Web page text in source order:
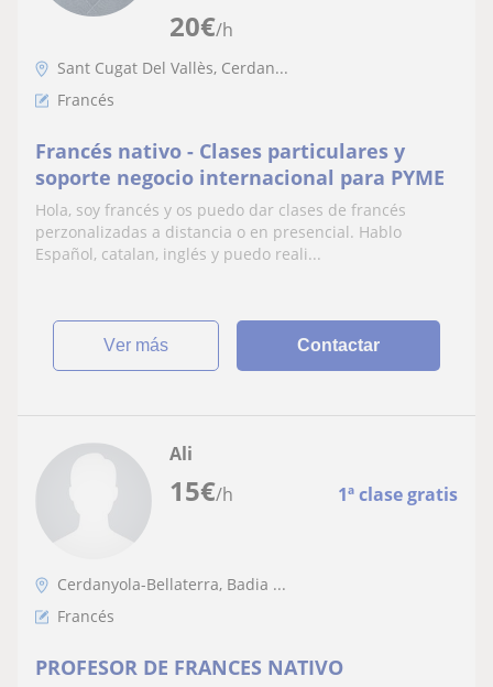
20€/h
Sant Cugat Del Vallès, Cerdan...
Francés
Francés nativo - Clases particulares y
soporte negocio internacional para PYME
Hola, soy francés y os puedo dar clases de francés
perzonalizadas a distancia o en presencial. Hablo
Español, catalan, inglés y puedo reali...
ver más Contactar
15€/h 1ª clase gratis
Ali
Cerdanyola-Bellaterra, Badia ...
Francés
PROFESOR DE FRANCES NATIVO